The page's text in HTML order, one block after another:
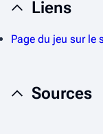
Liens
Page du jeu sur le
Sources